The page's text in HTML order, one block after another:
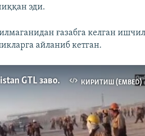
эди.
ғазабга келган
айланиб кетган.
КИРИТИШ (EMBED)
4 миллиард долларлик Uzbekistan GTL заводини қураëтган минглаб ишчи ғалаëн кўтарди